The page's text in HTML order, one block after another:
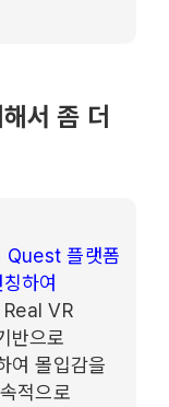
서 좀 더
Quest 플랫폼
하여
Real VR
반으로
여 몰입감을
적으로